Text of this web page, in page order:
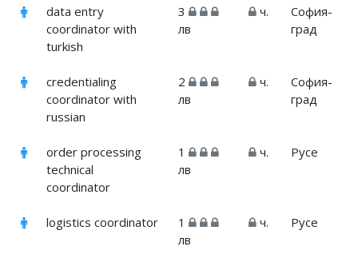
data entry
coordinator with
turkish
3
лв
ч.
София-
град
credentialing
coordinator with
russian
2
лв
ч.
София-
град
order processing
technical
coordinator
1
лв
ч. Русе
logistics coordinator
1
лв
ч. Русе